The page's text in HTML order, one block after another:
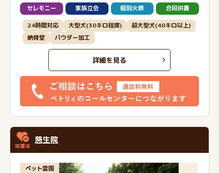
セレモニー 家族立会 個別火葬 合同供養
24時間対応 大型犬(30キロ程度)
超大型犬(40キロ以上)
納骨堂
パウダー加工
詳細を見る
慈生院
ペット霊園